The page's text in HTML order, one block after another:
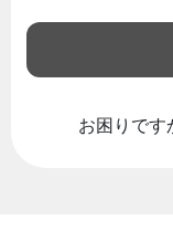
お困りです